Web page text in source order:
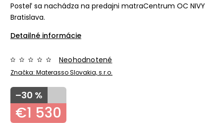
Posteľ sa nachádza na predajni matraCentrum OC NIVY
Bratislava.
Detailné informácie
Značka: Materasso Slovakia, s.r.o.
Neohodnotené
–30 %
€1 530